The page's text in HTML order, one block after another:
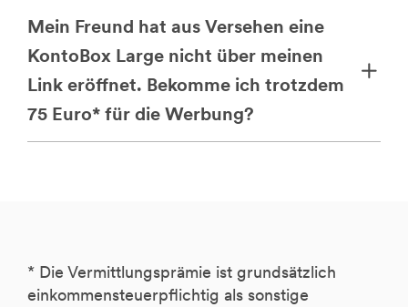
Mein Freund hat aus Versehen eine
KontoBox Large nicht über meinen
Link eröffnet. Bekomme ich trotzdem
75 Euro* für die Werbung?
* Die Vermittlungsprämie ist grundsätzlich
einkommensteuerpflichtig als sonstige